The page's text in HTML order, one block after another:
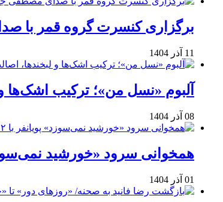
برگزاری کنسرت گروه قمر با
11 آذر 1404
آلبوم «نسل من»؛ ترکیب اشک‌ها
08 آذر 1404
همخوانی سرود «خورشید نمی‌سوزد» پویانفر با ۲
01 آذر 1404